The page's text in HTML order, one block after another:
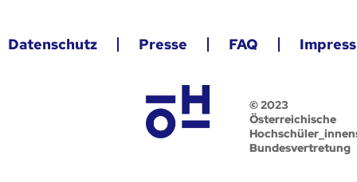
Datenschutz Presse FAQ
© 2023
Österreichische
Bundesvertretung